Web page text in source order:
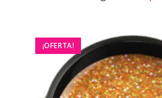
¡OFERTA!